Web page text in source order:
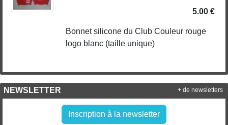
5.00 €
Bonnet silicone du Club Couleur rouge
logo blanc (taille unique)
NEWSLETTER
Inscription à la newsletter
+ de newsletters